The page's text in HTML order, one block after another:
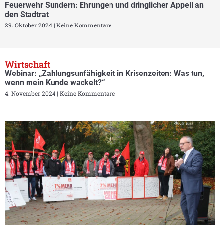
Feuerwehr Sundern: Ehrungen und dringlicher Appell an
den Stadtrat
29. Oktober 2024 Keine Kommentare
Wirtschaft
Webinar: „Zahlungsunfähigkeit in Krisenzeiten: Was tun,
wenn mein Kunde wackelt?“
4. November 2024 Keine Kommentare